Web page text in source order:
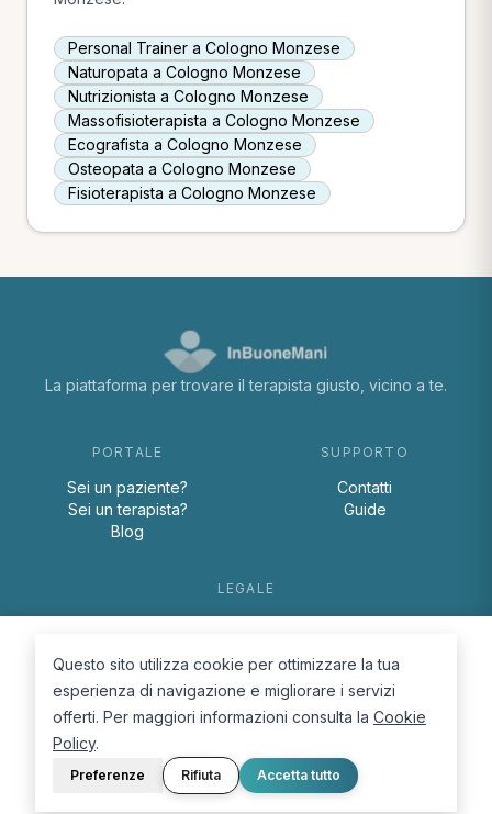
Personal Trainer a Cologno Monzese
Naturopata a Cologno Monzese
Nutrizionista a Cologno Monzese
Massofisioterapista a Cologno Monzese
Ecografista a Cologno Monzese
Osteopata a Cologno Monzese
Fisioterapista a Cologno Monzese
La piattaforma per trovare il terapista giusto, vicino a te.
PORTALE
Sei un paziente?
Sei un terapista?
Blog
SUPPORTO
Contatti
Guide
LEGALE
Cookie Policy
© 2026 D.Lab S.r.l. — InBuoneMani
Questo sito utilizza cookie per ottimizzare la tua
esperienza di navigazione e migliorare i servizi
offerti. Per maggiori informazioni consulta la Cookie
Policy.
Preferenze Rifiuta Accetta tutto